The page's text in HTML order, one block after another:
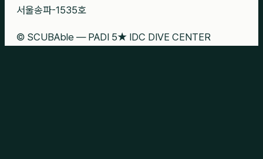
서울송파-1535호
© SCUBAble — PADI 5★ IDC DIVE CENTER